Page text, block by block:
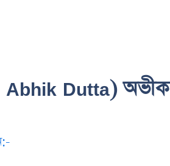
Abhik Dutta) অভীক